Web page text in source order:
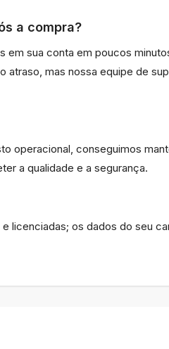
a compra?
em sua conta em poucos
mas nossa equipe de
operacional, conseguimos
a qualidade e a segurança.
licenciadas; os dados do seu